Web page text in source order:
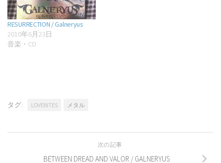
RESURRECTION / Galneryus
2010年6月23日
音楽・CD
タグ: LOVEBITES メタル
次の記事
BETWEEN DREAD AND VALOR / GALNERYUS